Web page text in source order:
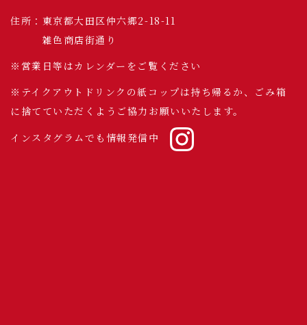
住所：東京都大田区仲六郷2-18-11
雑色商店街通り
※営業日等はカレンダーをご覧ください
※テイクアウトドリンクの紙コップは持ち帰るか、ごみ箱
に捨てていただくようご協力お願いいたします。
インスタグラムでも情報発信中